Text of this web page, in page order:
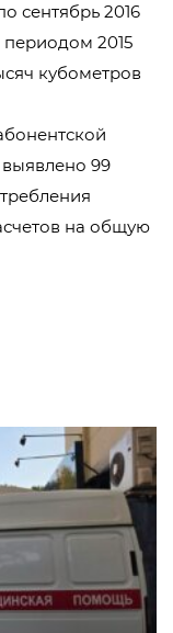
сентябрь 2016
2015
кубометров
99
на общую